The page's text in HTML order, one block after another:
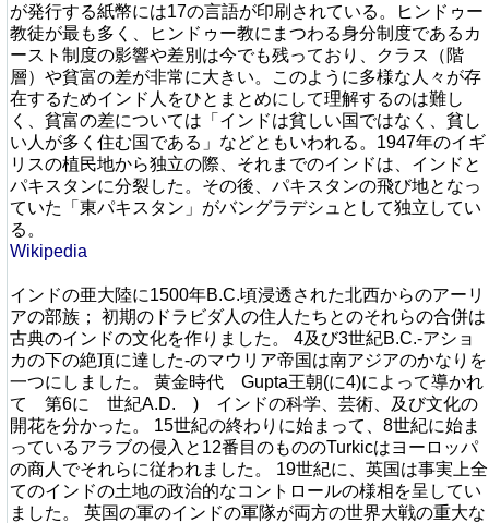
が発行する紙幣には17の言語が印刷されている。ヒンドゥー
教徒が最も多く、ヒンドゥー教にまつわる身分制度であるカ
ースト制度の影響や差別は今でも残っており、クラス（階
層）や貧富の差が非常に大きい。このように多様な人々が存
在するためインド人をひとまとめにして理解するのは難し
く、貧富の差については「インドは貧しい国ではなく、貧し
い人が多く住む国である」などともいわれる。1947年のイギ
リスの植民地から独立の際、それまでのインドは、インドと
パキスタンに分裂した。その後、パキスタンの飛び地となっ
ていた「東パキスタン」がバングラデシュとして独立してい
る。
Wikipedia
インドの亜大陸に1500年B.C.頃浸透された北西からのアーリ
アの部族； 初期のドラビダ人の住人たちとのそれらの合併は
古典のインドの文化を作りました。 4及び3世紀B.C.-アショ
カの下の絶頂に達した-のマウリア帝国は南アジアのかなりを
一つにしました。 黄金時代 Gupta王朝(に4)によって導かれ
て 第6に 世紀A.D. ) インドの科学、芸術、及び文化の
開花を分かった。 15世紀の終わりに始まって、8世紀に始ま
っているアラブの侵入と12番目のもののTurkicはヨーロッパ
の商人でそれらに従われました。 19世紀に、英国は事実上全
てのインドの土地の政治的なコントロールの様相を呈してい
ました。 英国の軍のインドの軍隊が両方の世界大戦の重大な